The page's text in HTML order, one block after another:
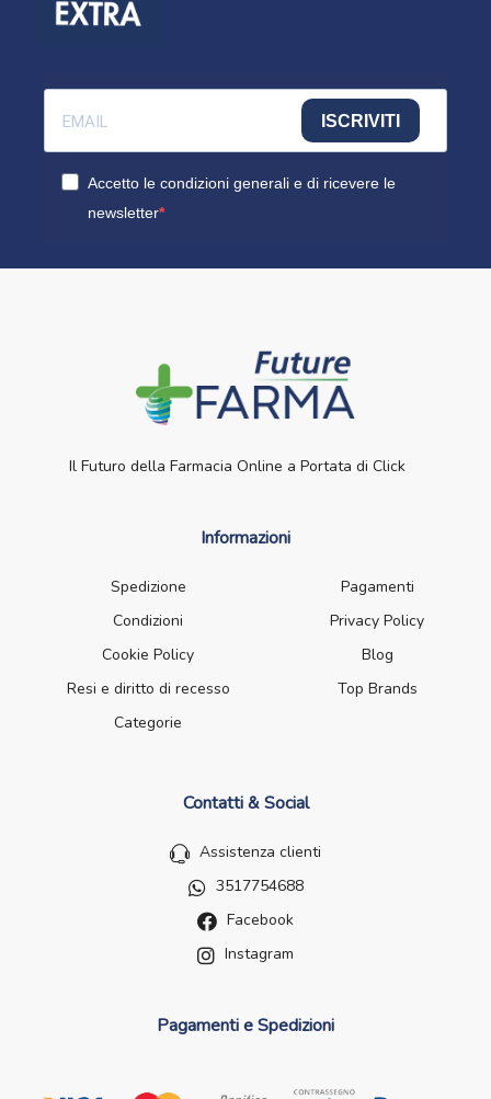
ISCRIVITI
Accetto le condizioni generali e di ricevere le
newsletter
Il Futuro della Farmacia Online a Portata di Click
Informazioni
Spedizione
Pagamenti
Condizioni
Privacy Policy
Cookie Policy
Blog
Resi e diritto di recesso
Top Brands
Categorie
Contatti & Social
Assistenza clienti
3517754688
Facebook
Instagram
Pagamenti e Spedizioni